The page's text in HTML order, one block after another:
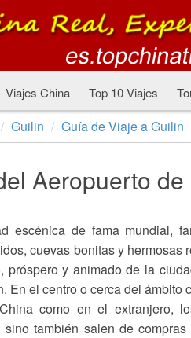
Viajes China Top 10 Viajes
Guilin Guía de Viaje a Guilin
Aeropuerto
escénica de fama mundial,
cuevas bonitas y hermosas
próspero y animado de la
En el centro o cerca del
como en el extranjero,
sino también salen de